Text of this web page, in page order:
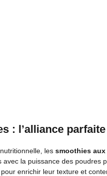
: l’alliance
les smoothies
avec la puissance des poudres
pour enrichir leur texture et